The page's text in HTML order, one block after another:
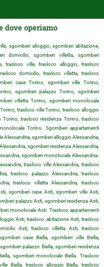
dove operiamo
sgomberi alloggio, sgomberi abitazione,
domicilio, sgomberi villetta, sgomberi
trasloco ville, trasloco alloggio, trasloco
domicilio, trasloco villetta, trasloco
case Torino, sgomberi ville Torino,
sgomberi palazzo Torino, sgomberi
villetta Torino, sgomberi monolocale
trasloco ville Torino, trasloco alloggio
trasloco residenza Torino, trasloco
Torino. Sgomberi appartamenti
Alessandria, sgomberi alloggio Alessandria,
sgomberi residenza Alessandria,
sgomberi monolocale Alessandria.
trasloco ville Alessandria, trasloco
trasloco palazzo Alessandria, trasloco
trasloco villetta Alessandria, trasloco
sgomberi case Asti, sgomberi ville Asti,
palazzo Asti, sgomberi residenza Asti,
monolocale Asti. Trasloco appartamenti
Asti, trasloco abitazione Asti, trasloco
Asti, trasloco villetta Asti, trasloco
case Biella, sgomberi ville Biella,
palazzo Biella, sgomberi residenza
sgomberi monolocale Biella. Trasloco
Biella, trasloco alloggio Biella, trasloco